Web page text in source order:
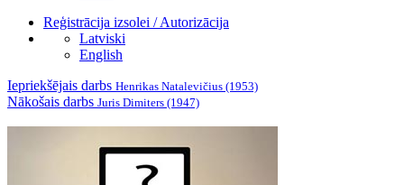
Reģistrācija izsolei / Autorizācija
Latviski
English
Iepriekšējais darbs Henrikas Natalevičius (1953)
Nākošais darbs Juris Dimiters (1947)